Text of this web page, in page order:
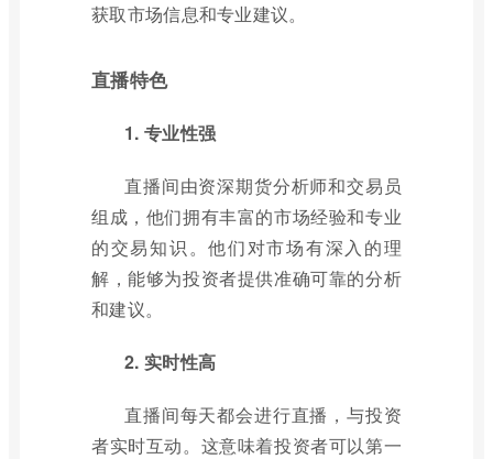
获取市场信息和专业建议。
直播特色
1. 专业性强
直播间由资深期货分析师和交易员
组成，他们拥有丰富的市场经验和专业
的交易知识。他们对市场有深入的理
解，能够为投资者提供准确可靠的分析
和建议。
2. 实时性高
直播间每天都会进行直播，与投资
者实时互动。这意味着投资者可以第一